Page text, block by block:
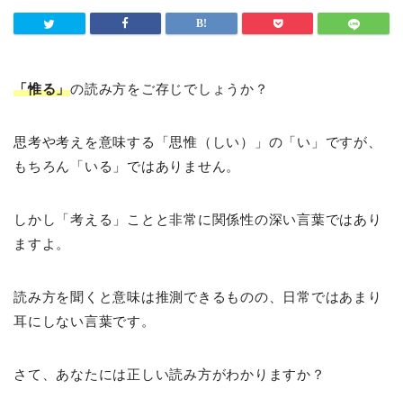
「惟る」の読み方をご存じでしょうか？
思考や考えを意味する「思惟（しい）」の「い」ですが、
もちろん「いる」ではありません。
しかし「考える」ことと非常に関係性の深い言葉ではあり
ますよ。
読み方を聞くと意味は推測できるものの、日常ではあまり
耳にしない言葉です。
さて、あなたには正しい読み方がわかりますか？